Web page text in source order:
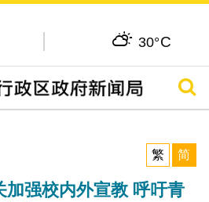
30°C
搜寻
繁
简
加强校内外宣教 呼吁青